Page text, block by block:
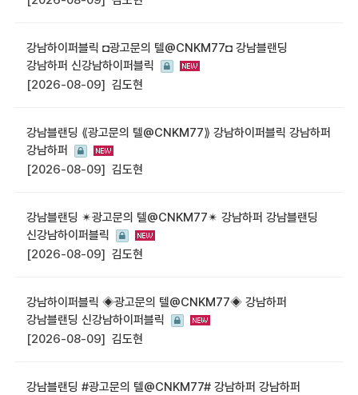
강남하이퍼블릭 ◘광고문의 텔@CNKM77◘ 강남블랜딩
강남하퍼 신강남하이퍼블릭
[2026-08-09] 김도현
강남블랜딩 ⟪광고문의 텔@CNKM77⟫ 강남하이퍼블릭 강남하퍼
강남하퍼
[2026-08-09] 김도현
강남블랜딩 ✴광고문의 텔@CNKM77✴ 강남하퍼 강남블랜딩
신강남하이퍼블릭
[2026-08-09] 김도현
강남하이퍼블릭 ◈광고문의 텔@CNKM77◈ 강남하퍼
강남블랜딩 신강남하이퍼블릭
[2026-08-09] 김도현
강남블랜딩 #광고문의 텔@CNKM77# 강남하퍼 강남하퍼